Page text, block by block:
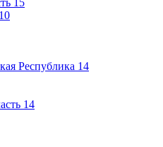
15
10
Республика 14
14